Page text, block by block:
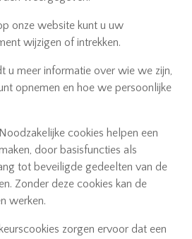
onze website kunt u uw
wijzigen of intrekken.
u meer informatie over wie we zijn,
opnemen en hoe we persoonlijke
cookies helpen een
door basisfuncties als
tot beveiligde gedeelten van de
Zonder deze cookies kan de
werken.
zorgen ervoor dat een